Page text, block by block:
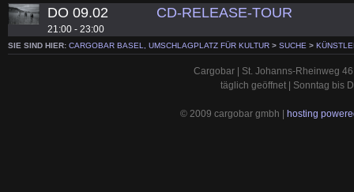
DO 09.02
21:00 - 23:00
CD-RELEASE-TOUR
SIE SIND HIER: CARGOBAR BASEL, UMSCHLAGPLATZ FÜR KULTUR > SUCHE >
Cargobar | St. Johanns-Rheinweg
täglich geöffnet | Sonntag bis
© 2009 cargobar gmbh | hosting